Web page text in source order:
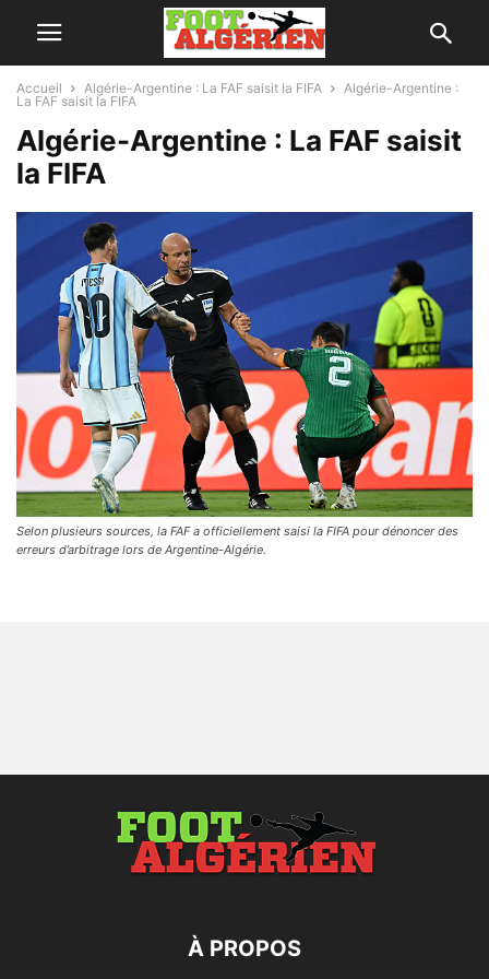
Accueil Algérie-Argentine : La FAF saisit la FIFA
Algérie-Argentine :
La FAF saisit la FIFA
Algérie-Argentine : La FAF saisit
la FIFA
Selon plusieurs sources, la FAF a officiellement saisi la FIFA pour dénoncer des
erreurs d’arbitrage lors de Argentine-Algérie.
À PROPOS